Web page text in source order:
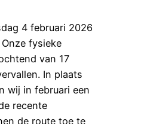
4 februari 2026
fysieke
van 17
In plaats
wij in februari een
recente
de route toe te